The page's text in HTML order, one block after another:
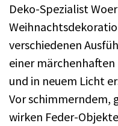
Deko-Spezialist
verschiedenen
einer
und in neuem Licht
Vor schimmerndem,
wirken Feder-